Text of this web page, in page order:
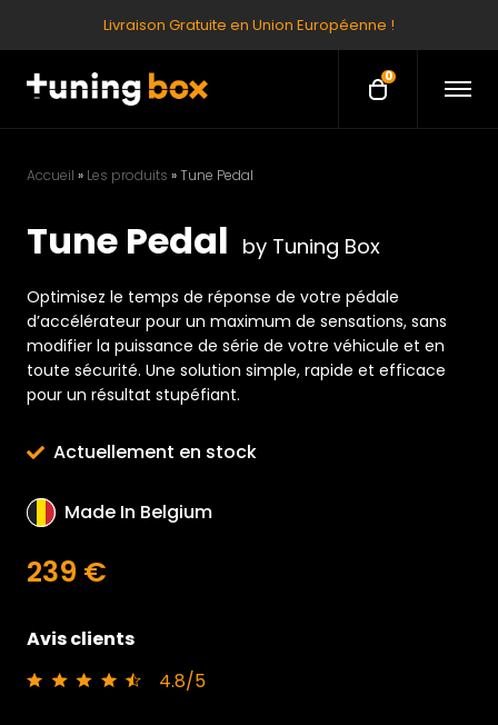
Livraison Gratuite en Union Européenne !
O
e
r
0
O
e
Accueil » Les produits »Tune Pedal
Tune Pedal by Tuning Box
Optimisez le temps de réponse de votre pédale
d’accélérateur pour un maximum de sensations, sans
modifier la puissance de série de votre véhicule et en
toute sécurité. Une solution simple, rapide et efficace
pour un résultat stupéfiant.
Actuellement en stock
Made In Belgium
239 €
Avis clients
4.8/5